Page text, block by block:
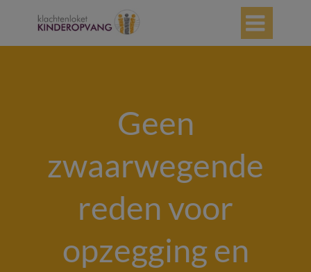

Geen
zwaarwegende
reden voor
opzegging en